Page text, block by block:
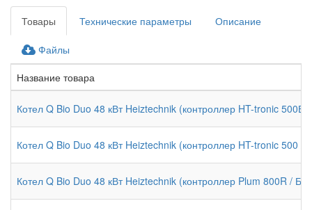
Товары Технические параметры Описание
Файлы
Название товара
Котел Q Bio Duo 48 кВт Heiztechnik (контроллер HT-tronic
Котел Q Bio Duo 48 кВт Heiztechnik (контроллер HT-tronic 500
Котел Q Bio Duo 48 кВт Heiztechnik (контроллер Plum 800R /